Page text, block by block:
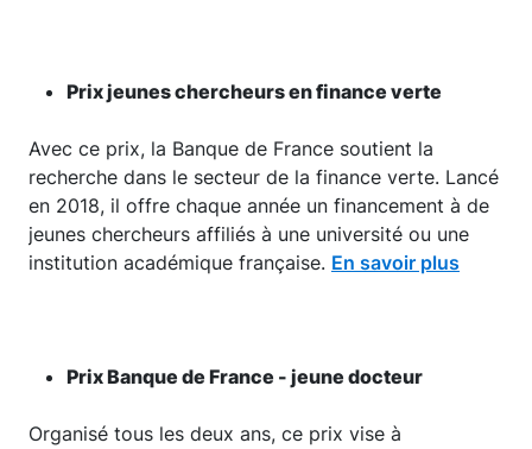
Prix jeunes chercheurs en finance verte
Avec ce prix, la Banque de France soutient la
recherche dans le secteur de la finance verte. Lancé
en 2018, il offre chaque année un financement à de
jeunes chercheurs affiliés à une université ou une
institution académique française. En savoir plus
Prix Banque de France - jeune docteur
Organisé tous les deux ans, ce prix vise à